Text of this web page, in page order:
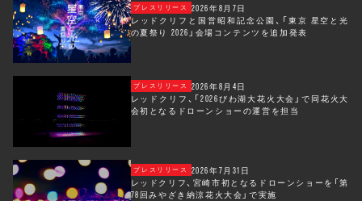
2026年8月7日
プレスリリース
レッドクリフと国営昭和記念公園、「東京 星空と光
の夏祭り 2026」会場コンテンツを追加発表
2026年8月4日
プレスリリース
レッドクリフ、「2026びわ湖大花火大会」で同花火大
会初となるドローンショーの運営を担当
2026年7月31日
プレスリリース
レッドクリフ、宮崎市初となるドローンショーを「第
78回みやざき納涼花火大会」で実施